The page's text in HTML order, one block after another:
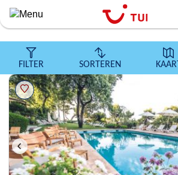
Overslaan
algemene
inhoud
gaan
FILTER SORTEREN KAART